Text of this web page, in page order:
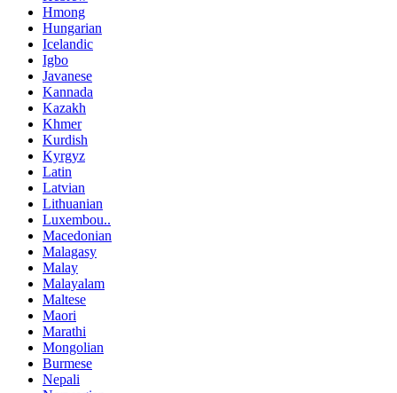
Hmong
Hungarian
Icelandic
Igbo
Javanese
Kannada
Kazakh
Khmer
Kurdish
Kyrgyz
Latin
Latvian
Lithuanian
Luxembou..
Macedonian
Malagasy
Malay
Malayalam
Maltese
Maori
Marathi
Mongolian
Burmese
Nepali